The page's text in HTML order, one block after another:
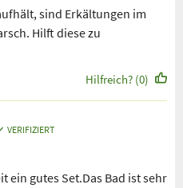
sind Erkältungen im
Hilft diese zu
Hilfreich? (0)
VERIFIZIERT
ein gutes Set.Das Bad ist sehr